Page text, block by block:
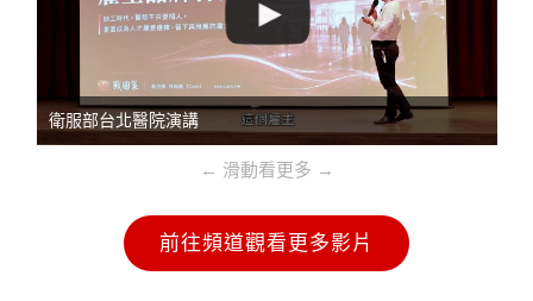
衛服部台北醫院演講
← 滑動看更多 →
前往頻道觀看更多影片